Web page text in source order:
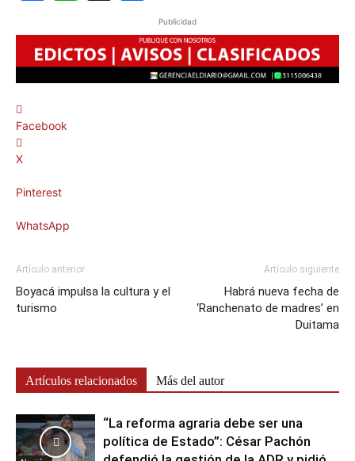
Publicidad
Facebook
X
Pinterest
WhatsApp
Artículo anterior
Boyacá impulsa la cultura y el
turismo
Artículo siguiente
Habrá nueva fecha de
‘Ranchenato de madres’ en
Duitama
Artículos relacionados Más del autor
“La reforma agraria debe ser una
política de Estado”: César Pachón